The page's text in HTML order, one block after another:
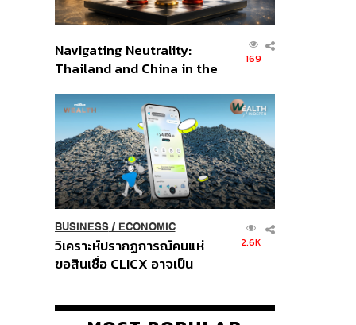
Navigating Neutrality:
Thailand and China in the
Order
169
BUSINESS/ ECONOMIC
วิเคราะห์ปรากฏการณ์คนแห่
ขอสินเชื่อ CLICX อาจเป็น
ปัญหาหนี้ครัวเรือนไทยที่ถูกซุก
2.6K